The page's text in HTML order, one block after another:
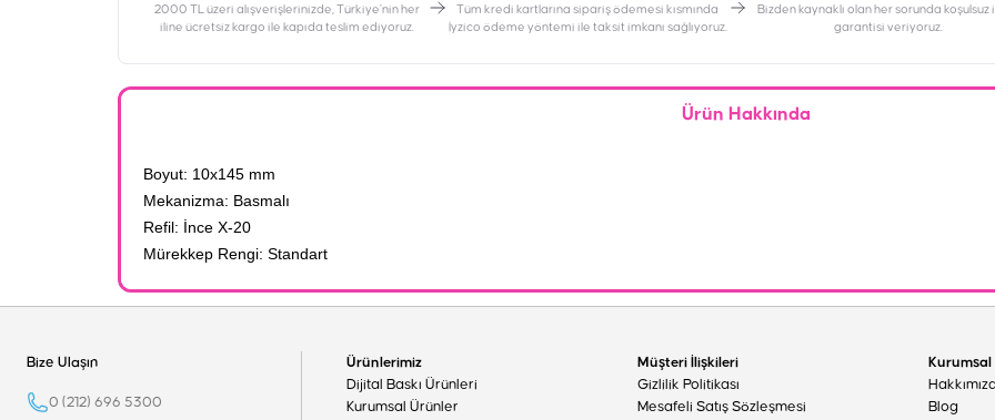
2000 TL üzeri alışverişlerinizde, Türkiye’nin her
iline ücretsiz kargo ile kapıda teslim ediyoruz.
‎Tüm kredi kartlarına sipariş ödemesi kısmında
İyzico ödeme yöntemi ile taksit imkanı sağlıyoruz.
Bizden kaynaklı olan her sorunda koşulsuz
garantisi veriyoruz.
Ürün Hakkında
Boyut: 10x145 mm
Mekanizma: Basmalı
Refil: İnce X-20
Mürekkep Rengi: Standart
Bize Ulaşın
0 (212) 696 5300
Ürünlerimiz
Dijital Baskı Ürünleri
Kurumsal Ürünler
Müşteri İlişkileri
Gizlilik Politikası
Mesafeli Satış Sözleşmesi
Kurumsal
Blog